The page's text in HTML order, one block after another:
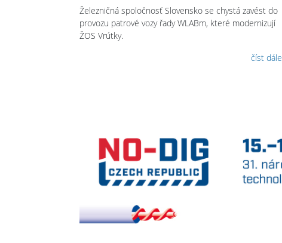
Železničná spoločnosť Slovensko se chystá zavést do
provozu patrové vozy řady WLABm, které modernizují
ŽOS Vrútky.
číst dále